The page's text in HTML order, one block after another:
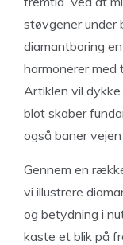
støvgener under
diamantboring
harmonerer
Artiklen vil
blot skaber
også baner
Gennem en
vi illustrere
og betydning i
kaste et blik på